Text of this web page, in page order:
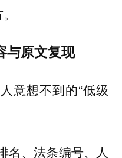
与原文复现
意想不到的“低级
名、法条编号、人